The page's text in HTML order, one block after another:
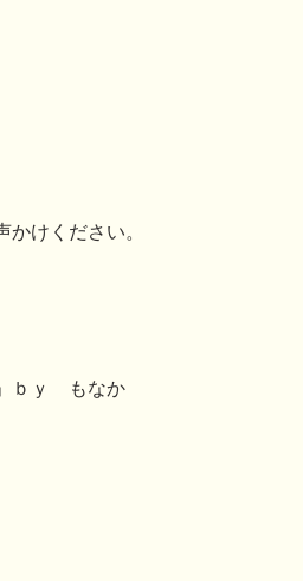
けください。
ｂｙ もなか